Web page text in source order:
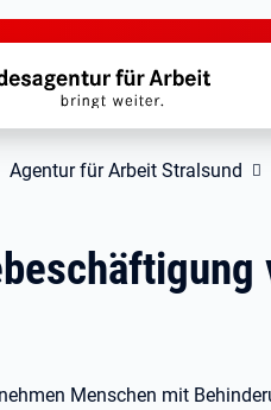
springen
Agentur für Arbeit Stralsund
Menschen mit